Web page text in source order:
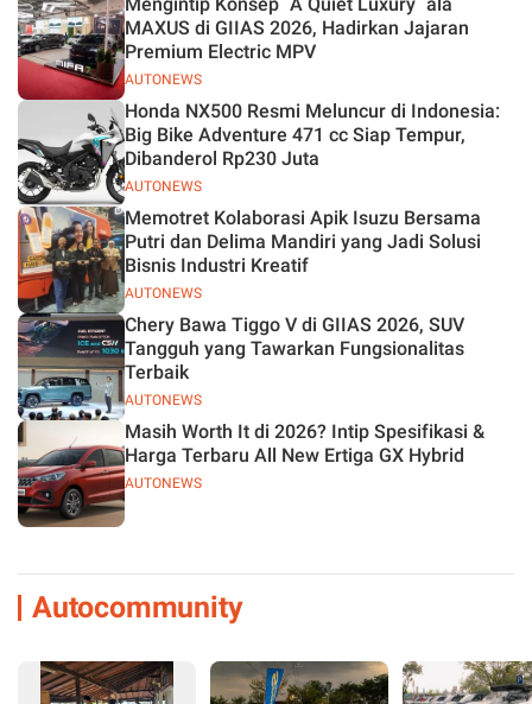
AUTONEWS
MAXUS di GIIAS 2026, Hadirkan Jajaran
Premium Electric MPV
AUTONEWS
Honda NX500 Resmi Meluncur di Indonesia:
Big Bike Adventure 471 cc Siap Tempur,
Dibanderol Rp230 Juta
AUTONEWS
Memotret Kolaborasi Apik Isuzu Bersama
Putri dan Delima Mandiri yang Jadi Solusi
Bisnis Industri Kreatif
AUTONEWS
Chery Bawa Tiggo V di GIIAS 2026, SUV
Tangguh yang Tawarkan Fungsionalitas
Terbaik
AUTONEWS
Masih Worth It di 2026? Intip Spesifikasi &
Harga Terbaru All New Ertiga GX Hybrid
Autocommunity